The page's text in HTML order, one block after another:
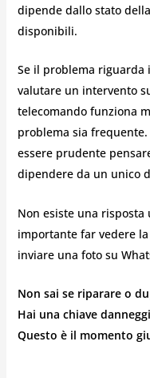
dipende dallo stato
disponibili.
Se il problema riguarda
valutare un intervento
telecomando funziona
problema sia
essere prudente
dipendere da un unico
Non esiste una
importante far vedere
inviare una foto su
Non sai se riparare o
Hai una chiave
Questo è il momento